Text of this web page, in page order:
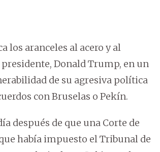
los aranceles al acero y al
Donald Trump, en un
de su agresiva política
con Bruselas o Pekín.
después de que una Corte de
había impuesto el Tribunal de